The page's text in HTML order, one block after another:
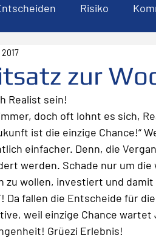
Risiko
Inspiration
Keynote Risiko
zur
Realist sein!
doch oft lohnt es sich,
ist die einzige Chance!“
einfacher. Denn, die
werden. Schade nur um
zu wollen, investiert und damit
Da fallen die Entscheide für
weil einzige Chance wartet
Grüezi Erlebnis!